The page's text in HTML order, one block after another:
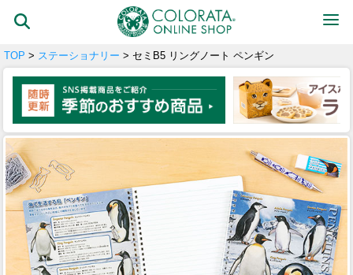
TOP > ステーショナリー > セミB5 リングノート ペンギン